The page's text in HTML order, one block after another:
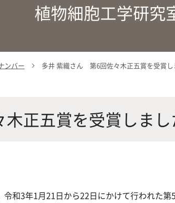
教育理念・教育目標
「専門的能力の要素」「達成すべき
水準」「評価方法」
命科学科 生物圏環
ーズに対応
連合獣医学研究科（博士課程）
植物細胞工学研究
ンバー 多井 紫織さん 第6回佐々木正五賞を受賞し
正五賞を受賞しまし
令和3年1月21日から22日にかけて行われた